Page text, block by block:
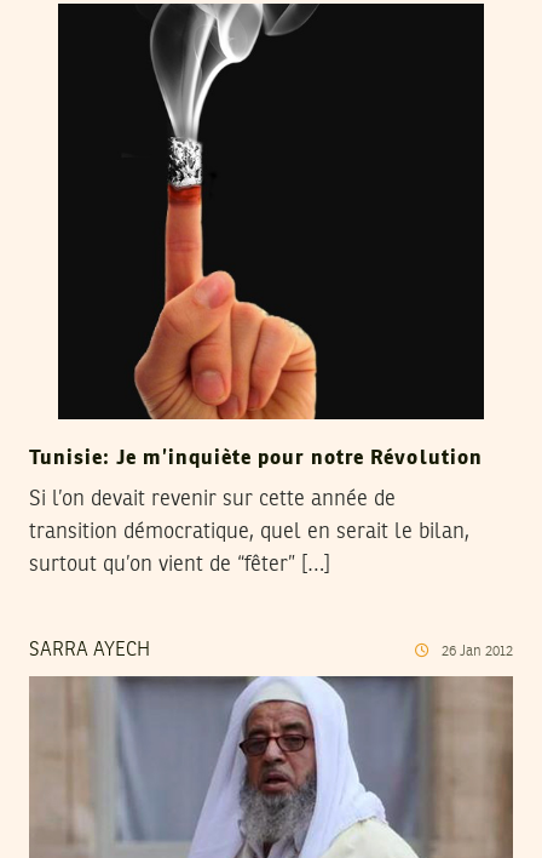
Tunisie: Je m’inquiète pour notre Révolution
Si l’on devait revenir sur cette année de
transition démocratique, quel en serait le bilan,
surtout qu’on vient de “fêter” […]
SARRA AYECH 26 Jan 2012